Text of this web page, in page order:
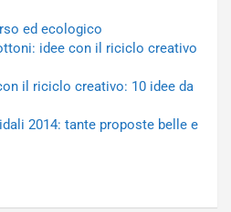
ed ecologico
idee con il riciclo creativo
il riciclo creativo: 10 idee da
2014: tante proposte belle e